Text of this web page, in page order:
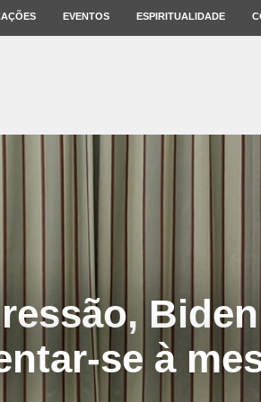
EVENTOS ESPIRITUALIDADE
se à